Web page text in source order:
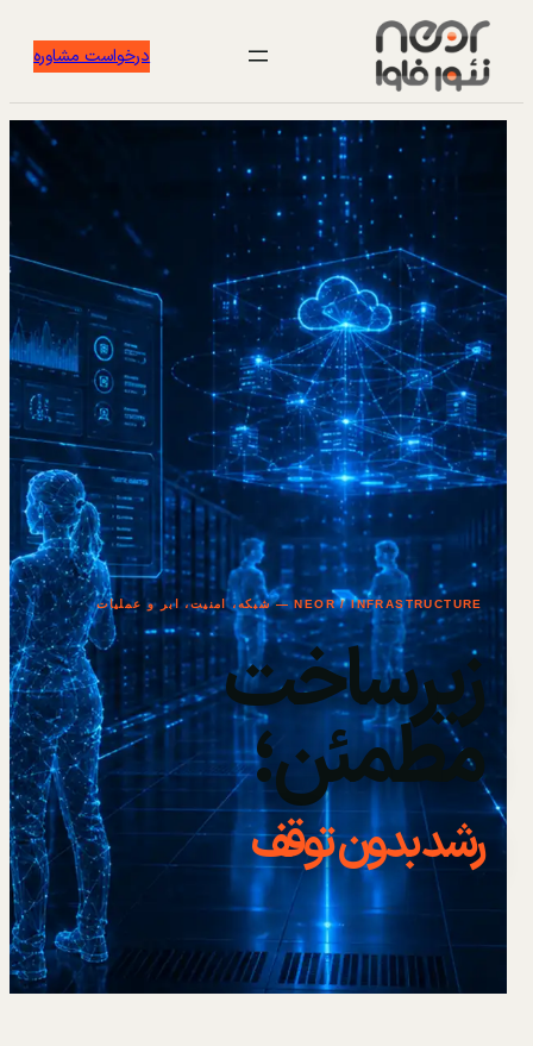
درخواست مشاوره
NEOR / INFRASTRUCTURE — شبکه، امنیت، ابر و عملیات
زیرساخت
مطمئن؛
رشد بدون توقف